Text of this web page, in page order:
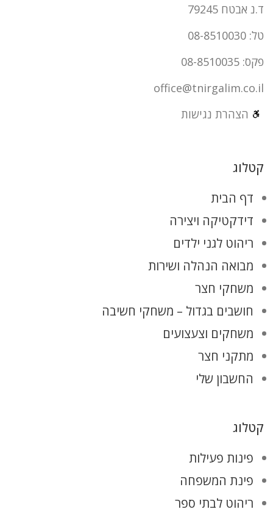
ד.נ אבטח 79245
טל: 08-8510030
פקס: 08-8510035
office@tnirgalim.co.il
הצהרת נגישות
קטלוג
דף הבית
דידקטיקה ויצירה
ריהוט לגני ילדים
מבואה הנהלה ושירות
משחקי חצר
חושבים בגדול – משחקי חשיבה
משחקים וצעצועים
מתקני חצר
החשבון שלי
קטלוג
פינות פעילות
פינת המשפחה
ריהוט לבתי ספר